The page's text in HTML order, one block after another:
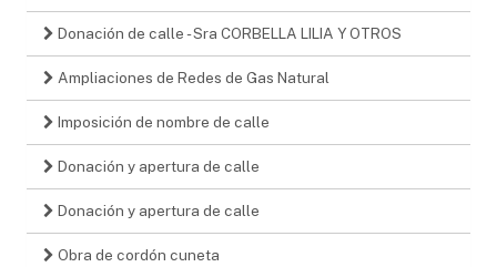
Donación de calle - Sra CORBELLA LILIA Y OTROS
Ampliaciones de Redes de Gas Natural
Imposición de nombre de calle
Donación y apertura de calle
Donación y apertura de calle
Obra de cordón cuneta